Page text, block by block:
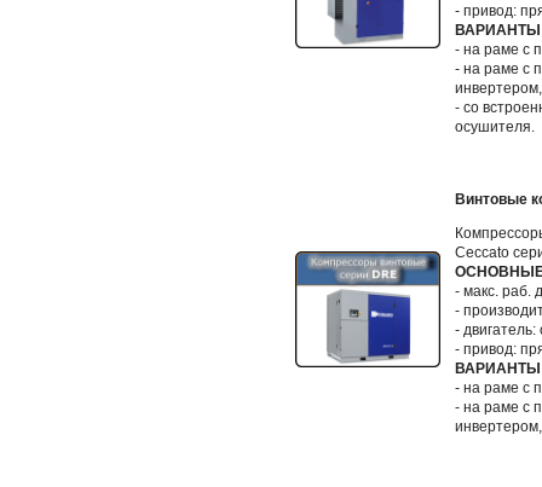
- привод:
- на раме с
- на раме с
- со
осушителя.
Винтовые
Ceccato
- макс. раб.
-
-
- привод:
- на раме с
- на раме с